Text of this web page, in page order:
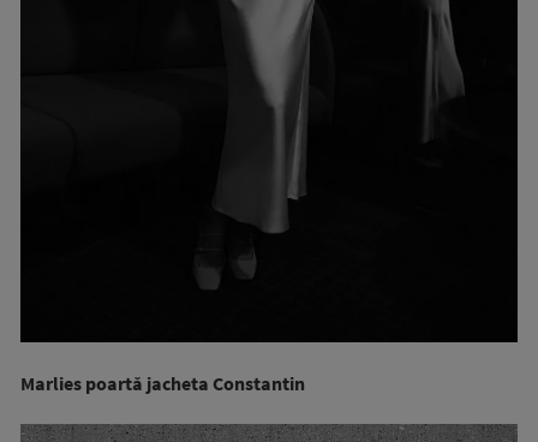
Marlies poartă jacheta Constantin